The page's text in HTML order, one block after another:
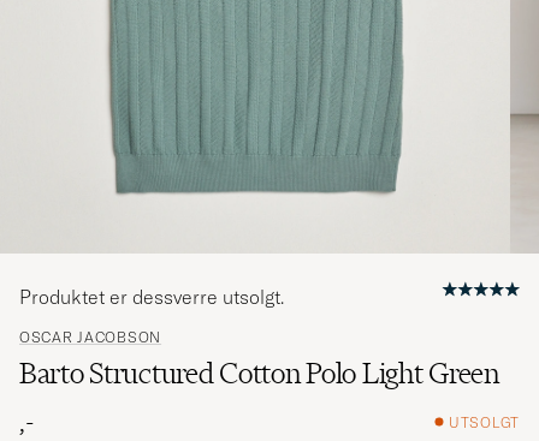
OSCAR JACOBSON
Barto Structured Cotton Polo Light Green
,-
UTSOLGT
Produktet er dessverre utsolgt.